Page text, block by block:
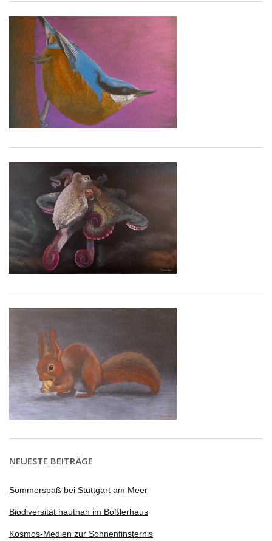
NEUESTE BEITRÄGE
Sommerspaß bei Stuttgart am Meer
Biodiversität hautnah im Boßlerhaus
Kosmos-Medien zur Sonnenfinsternis